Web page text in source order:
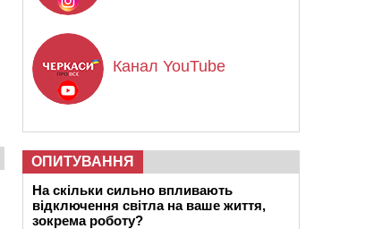
Канал YouTube
ОПИТУВАННЯ
На скільки сильно впливають
відключення світла на ваше життя,
зокрема роботу?